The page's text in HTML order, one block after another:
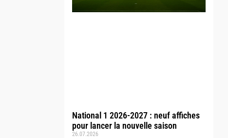
National 1 2026-2027 : neuf affiches
pour lancer la nouvelle saison
26.07.2026